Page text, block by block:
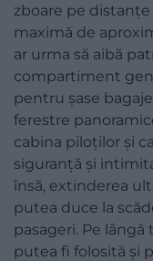
zboare pe distanțe
maximă de
ar urma să aibă
compartiment
pentru șase
ferestre
cabina piloților și
siguranță și
însă, extinderea
putea duce la
pasageri. Pe lângă
putea fi folosită și